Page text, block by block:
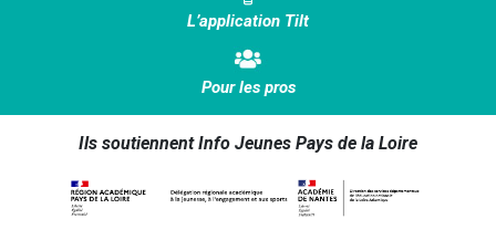
L’application Tilt
Pour les pros
Ils soutiennent Info Jeunes Pays de la Loire